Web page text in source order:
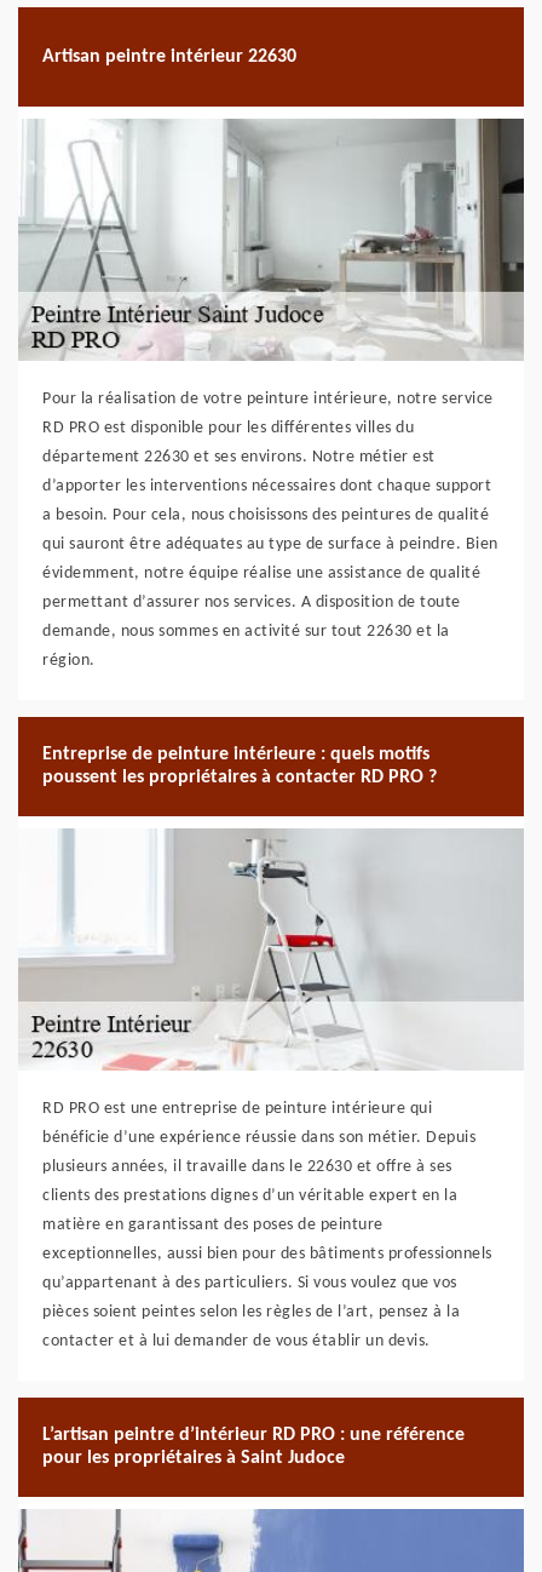
Artisan peintre intérieur 22630
Pour la réalisation de votre peinture intérieure, notre service
RD PRO est disponible pour les différentes villes du
département 22630 et ses environs. Notre métier est
d’apporter les interventions nécessaires dont chaque support
a besoin. Pour cela, nous choisissons des peintures de qualité
qui sauront être adéquates au type de surface à peindre. Bien
évidemment, notre équipe réalise une assistance de qualité
permettant d’assurer nos services. A disposition de toute
demande, nous sommes en activité sur tout 22630 et la
région.
Entreprise de peinture intérieure : quels motifs
poussent les propriétaires à contacter RD PRO ?
RD PRO est une entreprise de peinture intérieure qui
bénéficie d’une expérience réussie dans son métier. Depuis
plusieurs années, il travaille dans le 22630 et offre à ses
clients des prestations dignes d’un véritable expert en la
matière en garantissant des poses de peinture
exceptionnelles, aussi bien pour des bâtiments professionnels
qu’appartenant à des particuliers. Si vous voulez que vos
pièces soient peintes selon les règles de l’art, pensez à la
contacter et à lui demander de vous établir un devis.
L’artisan peintre d’intérieur RD PRO : une référence
pour les propriétaires à Saint Judoce